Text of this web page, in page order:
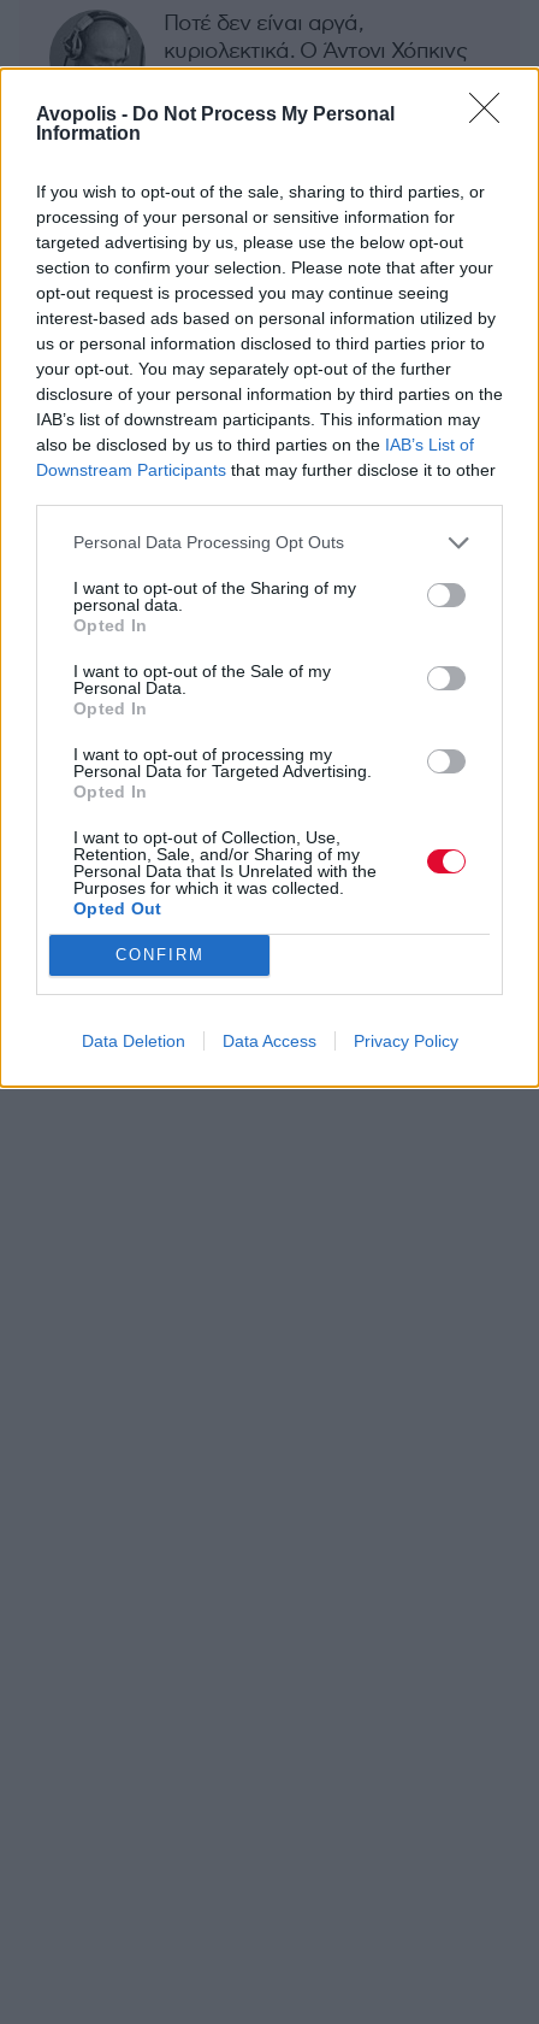
Avopolis - Do Not Process My Personal
Information
If you wish to opt-out of the sale, sharing to third parties, or
processing of your personal or sensitive information for
targeted advertising by us, please use the below opt-out
section to confirm your selection. Please note that after your
opt-out request is processed you may continue seeing
interest-based ads based on personal information utilized by
us or personal information disclosed to third parties prior to
your opt-out. You may separately opt-out of the further
disclosure of your personal information by third parties on the
IAB’s list of downstream participants. This information may
also be disclosed by us to third parties on the IAB’s List of
Downstream Participants that may further disclose it to other
Personal Data Processing Opt Outs
I want to opt-out of the Sharing of my
personal data.
Opted In
I want to opt-out of the Sale of my
Personal Data.
Opted In
I want to opt-out of processing my
Personal Data for Targeted Advertising.
Opted In
I want to opt-out of Collection, Use,
Retention, Sale, and/or Sharing of my
Personal Data that Is Unrelated with the
Purposes for which it was collected.
Opted Out
CONFIRM
Data Deletion Data Access Privacy Policy
Ποτέ δεν είναι αργά,
κυριολεκτικά. Ο Άντονι Χόπκινς
στα 88 αρνείται να το βάλει κάτω
και κυκλοφορεί το 1ο του
άλμπουμ με ορχηστρικές συνθέσεις και τίτλο:
Μάκης Μηλάτος